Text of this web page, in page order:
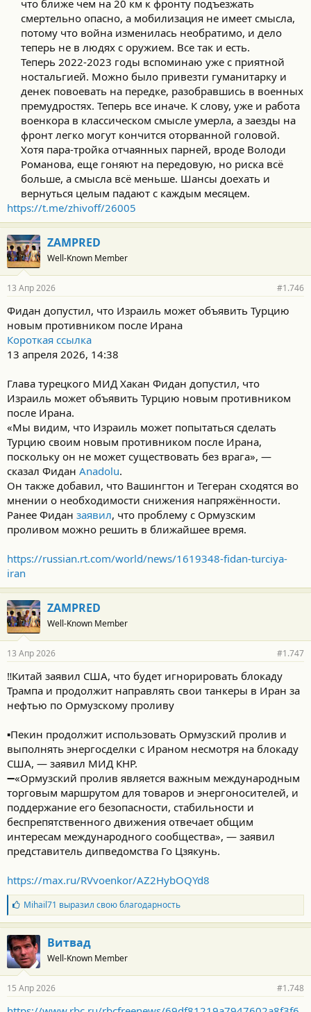
т
и
что ближе чем на 20 км к фронту подъезжать
смертельно опасно, а мобилизация не имеет смысла,
потому что война изменилась необратимо, и дело
теперь не в людях с оружием. Все так и есть.
Теперь 2022-2023 годы вспоминаю уже с приятной
ностальгией. Можно было привезти гуманитарку и
денек повоевать на передке, разобравшись в военных
премудростях. Теперь все иначе. К слову, уже и работа
военкора в классическом смысле умерла, а заезды на
фронт легко могут кончится оторванной головой.
Хотя пара-тройка отчаянных парней, вроде Володи
Романова, еще гоняют на передовую, но риска всё
больше, а смысла всё меньше. Шансы доехать и
вернуться целым падают с каждым месяцем.​
https://t.me/zhivoff/26005
ZAMPRED
Well-Known Member
13 Апр 2026 #1.746
Фидан допустил, что Израиль может объявить Турцию
новым противником после Ирана
Короткая ссылка
13 апреля 2026, 14:38
Глава турецкого МИД Хакан Фидан допустил, что
Израиль может объявить Турцию новым противником
после Ирана.
«Мы видим, что Израиль может попытаться сделать
Турцию своим новым противником после Ирана,
поскольку он не может существовать без врага», —
сказал Фидан Anadolu.
Он также добавил, что Вашингтон и Тегеран сходятся во
мнении о необходимости снижения напряжённости.
Ранее Фидан заявил, что проблему с Ормузским
проливом можно решить в ближайшее время.
https://russian.rt.com/world/news/1619348-fidan-turciya-
iran
ZAMPRED
Well-Known Member
13 Апр 2026 #1.747
‼️Китай заявил США, что будет игнорировать блокаду
Трампа и продолжит направлять свои танкеры в Иран за
нефтью по Ормузскому проливу
▪️Пекин продолжит использовать Ормузский пролив и
выполнять энергосделки с Ираном несмотря на блокаду
США, — заявил МИД КНР.
➖«Ормузский пролив является важным международным
торговым маршрутом для товаров и энергоносителей, и
поддержание его безопасности, стабильности и
беспрепятственного движения отвечает общим
интересам международного сообщества», — заявил
представитель дипведомства Го Цзякунь.
https://max.ru/RVvoenkor/AZ2HybOQYd8
Б
л
а
г
о
д
а
н
Mihail71 выразил свою благодарность
Витвад
Well-Known Member
15 Апр 2026 #1.748